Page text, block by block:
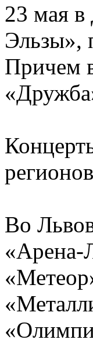
23 мая в
Эльзы»,
Причем
Во
«Арена-